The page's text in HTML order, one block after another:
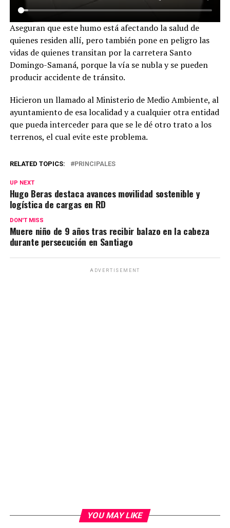
Aseguran que este humo está afectando la salud de
quienes residen allí, pero también pone en peligro las
vidas de quienes transitan por la carretera Santo
Domingo-Samaná, porque la vía se nubla y se pueden
producir accidente de tránsito.
Hicieron un llamado al Ministerio de Medio Ambiente, al
ayuntamiento de esa localidad y a cualquier otra entidad
que pueda interceder para que se le dé otro trato a los
terrenos, el cual evite este problema.
RELATED TOPICS: PRINCIPALES
UP NEXT
Hugo Beras destaca avances movilidad sostenible y
logística de cargas en RD
DON'T MISS
Muere niño de 9 años tras recibir balazo en la cabeza
durante persecución en Santiago
ADVERTISEMENT
YOU MAY LIKE